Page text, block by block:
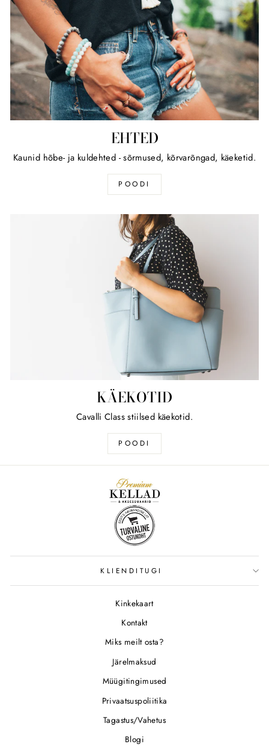
EHTED
Kaunid hõbe- ja kuldehted - sõrmused, kõrvarõngad, käeketid.
POODI
KÄEKOTID
Cavalli Class stiilsed käekotid.
POODI
KLIENDITUGI
Kinkekaart
Kontakt
Miks meilt osta?
Järelmaksud
Müügitingimused
Privaatsuspoliitika
Tagastus/Vahetus
Blogi